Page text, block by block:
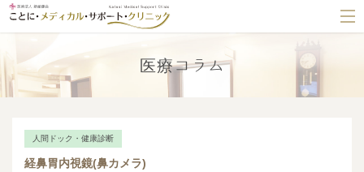
医療コラム
人間ドック・健康診断
経鼻胃内視鏡(鼻カメラ)